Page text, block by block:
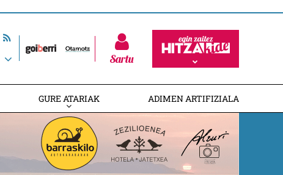
Sartu
GURE ATARIAK ADIMEN ARTIFIZIALA